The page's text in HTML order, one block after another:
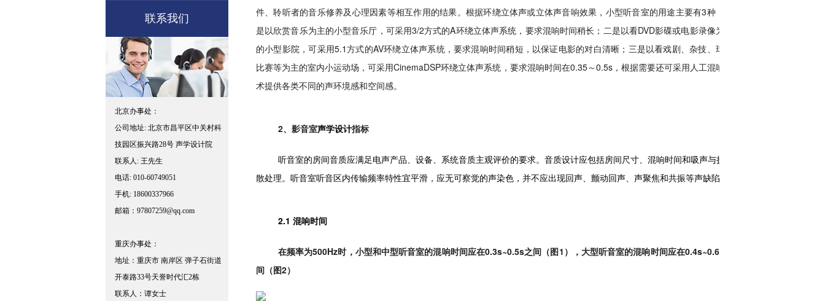
联系我们
北京办事处：
公司地址: 北京市昌平区中关村科
技园区振兴路28号 声学设计院
联系人: 王先生
电话: 010-60749051
手机: 18600337966
邮箱：97807259@qq.com
重庆办事处：
地址：重庆市 南岸区 弹子石街道
开泰路33号天誉时代汇2栋
联系人：谭女士
件、聆听者的音乐修养及心理因素等相互作用的结果。根据环绕立体声或立体声音响效果，小型听音室的用途主要有3种：一
是以欣赏音乐为主的小型音乐厅，可采用3/2方式的A环绕立体声系统，要求混响时间稍长；二是以看DVD影碟或电影录像为主
的小型影院，可采用5.1方式的AV环绕立体声系统，要求混响时间稍短，以保证电影的对白清晰；三是以看戏剧、杂技、球类
比赛等为主的室内小运动场，可采用CinemaDSP环绕立体声系统，要求混响时间在0.35～0.5s，根据需要还可采用人工混响技
术提供各类不同的声环境感和空间感。
2、影音室声学设计指标
听音室的房间音质应满足电声产品、设备、系统音质主观评价的要求。音质设计应包括房间尺寸、混响时间和吸声与扩
散处理。听音室听音区内传输频率特性宜平滑，应无可察觉的声染色，并不应出现回声、颤动回声、声聚焦和共振等声缺陷。
2.1 混响时间
在频率为500Hz时，小型和中型听音室的混响时间应在0.3s~0.5s之间（图1），大型听音室的混响时间应在0.4s~0.6s之
间（图2）